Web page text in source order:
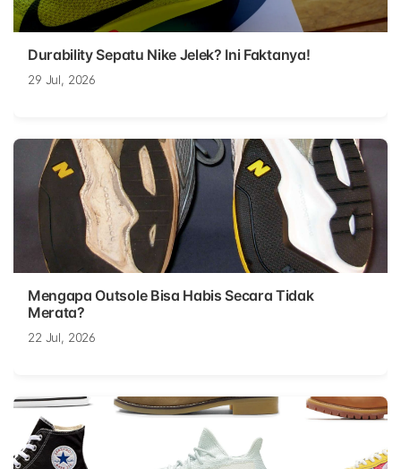
Durability Sepatu Nike Jelek? Ini Faktanya!
29 Jul, 2026
Mengapa Outsole Bisa Habis Secara Tidak
Merata?
22 Jul, 2026